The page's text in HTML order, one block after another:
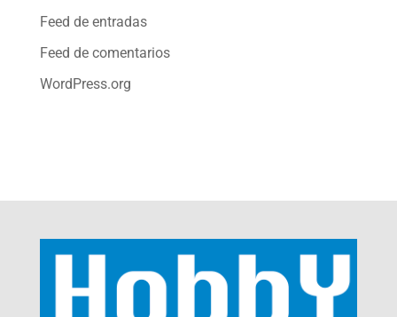
Feed de entradas
Feed de comentarios
WordPress.org